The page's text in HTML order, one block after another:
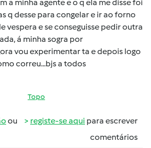
a minha agente e o q ela me disse foi
q desse para congelar e ir ao forno
vespera e se conseguisse pedir outra
á minha sogra por
vou experimentar ta e depois logo
correu...bjs a todos
Topo
ou registe-se aqui para escrever
comentários